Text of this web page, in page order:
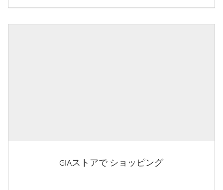
GIAストアで ショッピング